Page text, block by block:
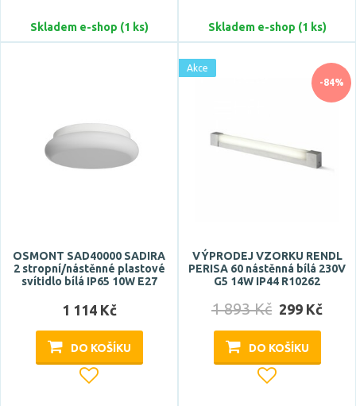
Zobrazit více
Napětí / napájení
baterie
Skladem e-shop (1 ks) Skladem e-shop (1 ks)
OSMONT SAD40000 SADIRA
2 stropní/nástěnné plastové
svítidlo bílá IP65 10W E27
1 114 Kč
DO KOŠÍKU
-84%
Akce
VÝPRODEJ VZORKU RENDL
PERISA 60 nástěnná bílá 230V
G5 14W IP44 R10262
1 893 Kč 299 Kč
DO KOŠÍKU